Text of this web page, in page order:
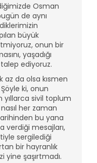
Osman
de aynı
büyük
onun bir
yaşadığı
ediyoruz.
da olsa kısmen
ki, onun
sivil toplum
her zaman
bu yana
verdiği mesajları,
sergilediği
bir hayranlık
yine şaşırtmadı.